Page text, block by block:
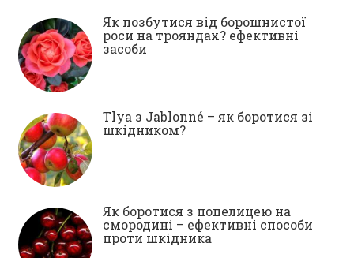
Як позбутися від борошнистої
роси на трояндах? ефективні
засоби
Tlya з Jablonné – як боротися зі
шкідником?
Як боротися з попелицею на
смородині – ефективні способи
проти шкідника